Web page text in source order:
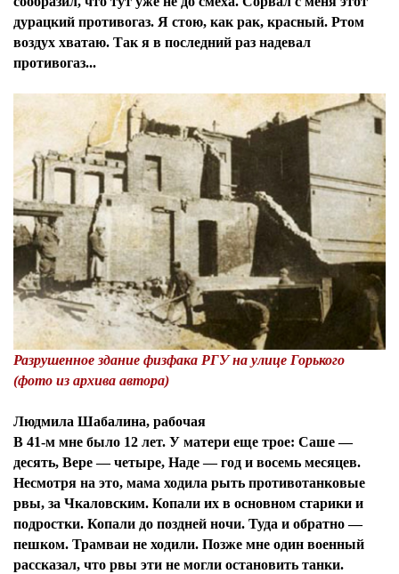
дурацкий противогаз. Я стою, как рак, красный. Ртом
воздух хватаю. Так я в последний раз надевал
противогаз...
Разрушенное здание физфака РГУ на улице Горького
(фото из архива автора)
Людмила Шабалина, рабочая
В 41-м мне было 12 лет. У матери еще трое: Саше —
десять, Вере — четыре, Наде — год и восемь месяцев.
Несмотря на это, мама ходила рыть противотанковые
рвы, за Чкаловским. Копали их в основном старики и
подростки. Копали до поздней ночи. Туда и обратно —
пешком. Трамваи не ходили. Позже мне один военный
рассказал, что рвы эти не могли остановить танки.